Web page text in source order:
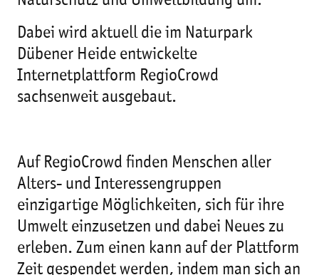
Dabei wird aktuell die im Naturpark
Dübener Heide entwickelte
Internetplattform RegioCrowd
sachsenweit ausgebaut.
Auf RegioCrowd finden Menschen aller
Alters- und Interessengruppen
einzigartige Möglichkeiten, sich für ihre
Umwelt einzusetzen und dabei Neues zu
erleben. Zum einen kann auf der Plattform
Zeit gespendet werden, indem man sich an